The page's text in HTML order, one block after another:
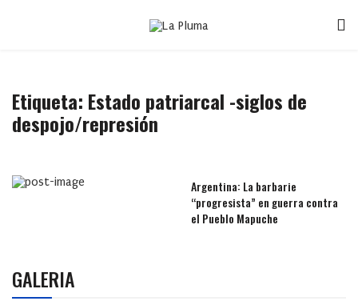
Etiqueta: Estado patriarcal -siglos de
despojo/represión
Argentina: La barbarie
“progresista” en guerra contra
el Pueblo Mapuche
GALERIA